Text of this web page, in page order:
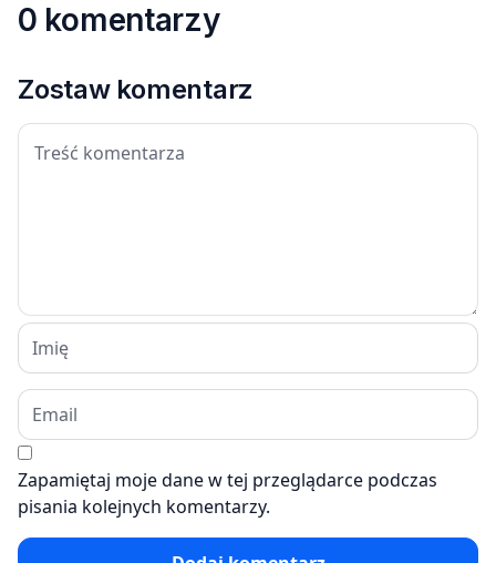
0 komentarzy
Zostaw komentarz
Zapamiętaj moje dane w tej przeglądarce podczas
pisania kolejnych komentarzy.